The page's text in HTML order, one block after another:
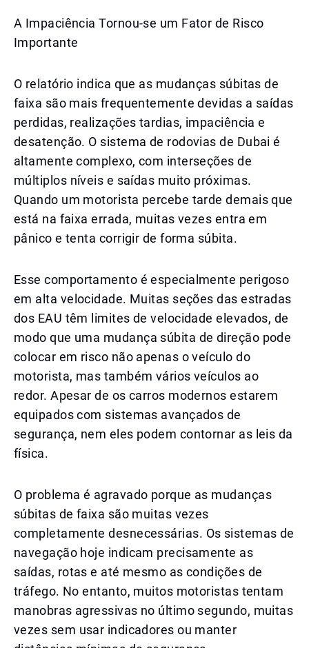
A Impaciência Tornou-se um Fator de Risco
Importante
O relatório indica que as mudanças súbitas de
faixa são mais frequentemente devidas a saídas
perdidas, realizações tardias, impaciência e
desatenção. O sistema de rodovias de Dubai é
altamente complexo, com interseções de
múltiplos níveis e saídas muito próximas.
Quando um motorista percebe tarde demais que
está na faixa errada, muitas vezes entra em
pânico e tenta corrigir de forma súbita.
Esse comportamento é especialmente perigoso
em alta velocidade. Muitas seções das estradas
dos EAU têm limites de velocidade elevados, de
modo que uma mudança súbita de direção pode
colocar em risco não apenas o veículo do
motorista, mas também vários veículos ao
redor. Apesar de os carros modernos estarem
equipados com sistemas avançados de
segurança, nem eles podem contornar as leis da
física.
O problema é agravado porque as mudanças
súbitas de faixa são muitas vezes
completamente desnecessárias. Os sistemas de
navegação hoje indicam precisamente as
saídas, rotas e até mesmo as condições de
tráfego. No entanto, muitos motoristas tentam
manobras agressivas no último segundo, muitas
vezes sem usar indicadores ou manter